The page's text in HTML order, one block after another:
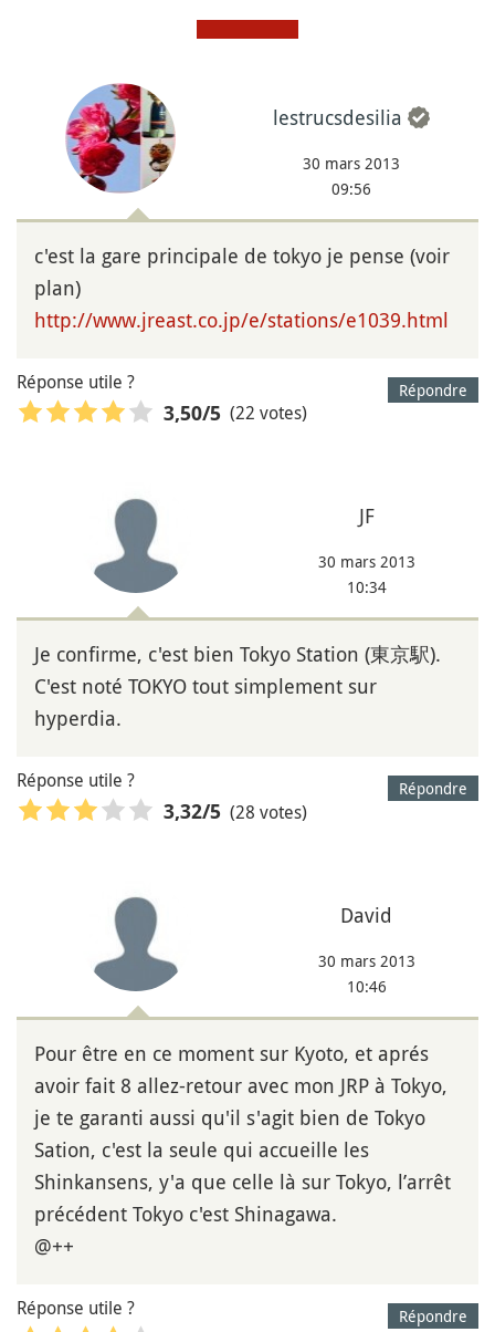
lestrucsdesilia
30 mars 2013
09:56
c'est la gare principale de tokyo je pense (voir
plan)
http://www.jreast.co.jp/e/stations/e1039.html
Répondre
Réponse utile ?
3,50/5 (22 votes)
JF
30 mars 2013
10:34
Je confirme, c'est bien Tokyo Station (東京駅).
C'est noté TOKYO tout simplement sur
hyperdia.
Répondre
Réponse utile ?
3,32/5 (28 votes)
David
30 mars 2013
10:46
Pour être en ce moment sur Kyoto, et aprés
avoir fait 8 allez-retour avec mon JRP à Tokyo,
je te garanti aussi qu'il s'agit bien de Tokyo
Sation, c'est la seule qui accueille les
Shinkansens, y'a que celle là sur Tokyo, l’arrêt
précédent Tokyo c'est Shinagawa.
@++
Répondre
Réponse utile ?